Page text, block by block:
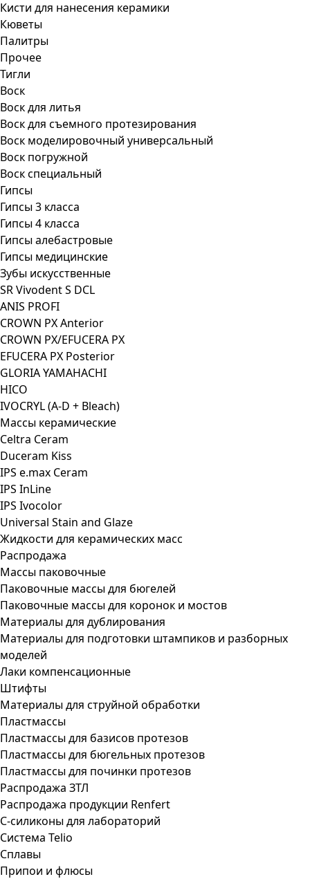
Кисти для нанесения керамики
Кюветы
Палитры
Прочее
Тигли
Воск
Воск для литья
Воск для съемного протезирования
Воск моделировочный универсальный
Воск погружной
Воск специальный
Гипсы
Гипсы 3 класса
Гипсы 4 класса
Гипсы алебастровые
Гипсы медицинские
Зубы искусственные
SR Vivodent S DCL
ANIS PROFI
CROWN PX Anterior
CROWN PX/EFUCERA PX
EFUCERA PX Posterior
GLORIA YAMAHACHI
HICO
IVOCRYL (A-D + Bleach)
Массы керамические
Celtra Ceram
Duceram Kiss
IPS e.max Ceram
IPS InLine
IPS Ivocolor
Universal Stain and Glaze
Жидкости для керамических масс
Распродажа
Массы паковочные
Паковочные массы для бюгелей
Паковочные массы для коронок и мостов
Материалы для дублирования
Материалы для подготовки штампиков и разборных
моделей
Лаки компенсационные
Штифты
Материалы для струйной обработки
Пластмассы
Пластмассы для базисов протезов
Пластмассы для бюгельных протезов
Пластмассы для починки протезов
Распродажа ЗТЛ
Распродажа продукции Renfert
С-силиконы для лабораторий
Система Telio
Сплавы
Припои и флюсы